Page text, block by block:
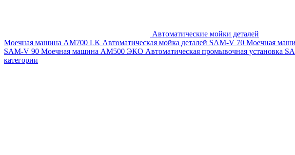
Автоматические мойки деталей
Моечная машина AM700 LK Автоматическая мойка деталей SAM-V 70 Моечная
SAM-V 90 Моечная машина АМ500 ЭКО Автоматическая промывочная установка
категории